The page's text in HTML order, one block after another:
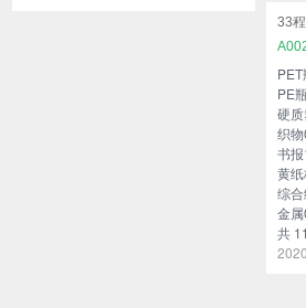
33
PE
硬
织
书
黄
综
金
共